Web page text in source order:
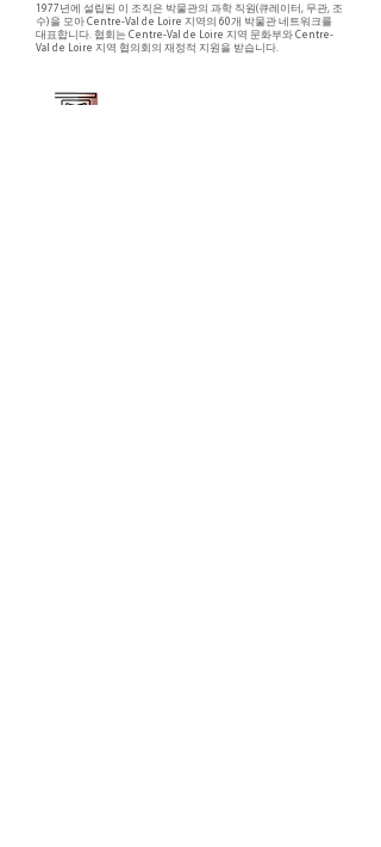
1977년에 설립된 이 조직은 박물관의 과학 직원(큐레이터, 무관, 조
수)을 모아 Centre-Val de Loire 지역의 60개 박물관 네트워크를
대표합니다. 협회는 Centre-Val de Loire 지역 문화부와 Centre-
Val de Loire 지역 협의회의 재정적 지원을 받습니다.